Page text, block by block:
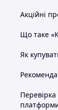
Акційні
Що таке
Як